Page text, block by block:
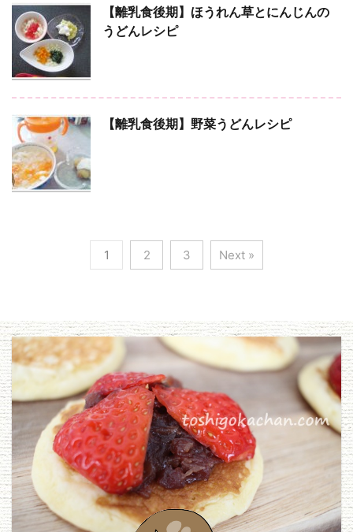
【離乳食後期】ほうれん草とにんじんの
うどんレシピ
【離乳食後期】野菜うどんレシピ
1 2 3 Next »